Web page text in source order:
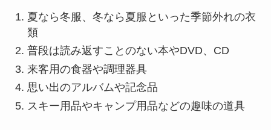
夏なら冬服、冬なら夏服といった季節外れの衣
類
普段は読み返すことのない本やDVD、CD
来客用の食器や調理器具
思い出のアルバムや記念品
スキー用品やキャンプ用品などの趣味の道具